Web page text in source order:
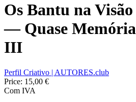
Os Bantu na
— Quase
III
Perfil Criativo | AUTORES.club
Price: 15,00 €
Com IVA